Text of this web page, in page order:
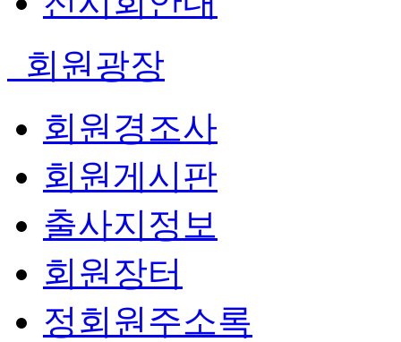
회원광장
회원경조사
회원게시판
출사지정보
회원장터
정회원주소록